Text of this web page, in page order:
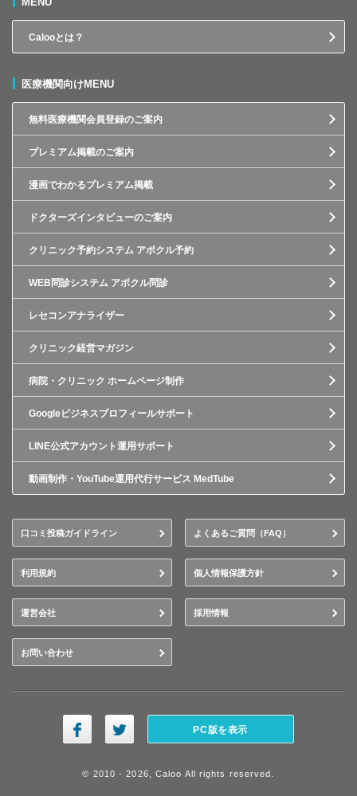
Calooとは？
医療機関向けMENU
無料医療機関会員登録のご案内
プレミアム掲載のご案内
漫画でわかるプレミアム掲載
ドクターズインタビューのご案内
クリニック予約システム アポクル予約
WEB問診システム アポクル問診
レセコンアナライザー
クリニック経営マガジン
病院・クリニック ホームページ制作
Googleビジネスプロフィールサポート
LINE公式アカウント運用サポート
動画制作・YouTube運用代行サービス MedTube
口コミ投稿ガイドライン よくあるご質問（FAQ）
利用規約 個人情報保護方針
運営会社 採用情報
お問い合わせ
PC版を表示
© 2010 - 2026, Caloo All rights reserved.